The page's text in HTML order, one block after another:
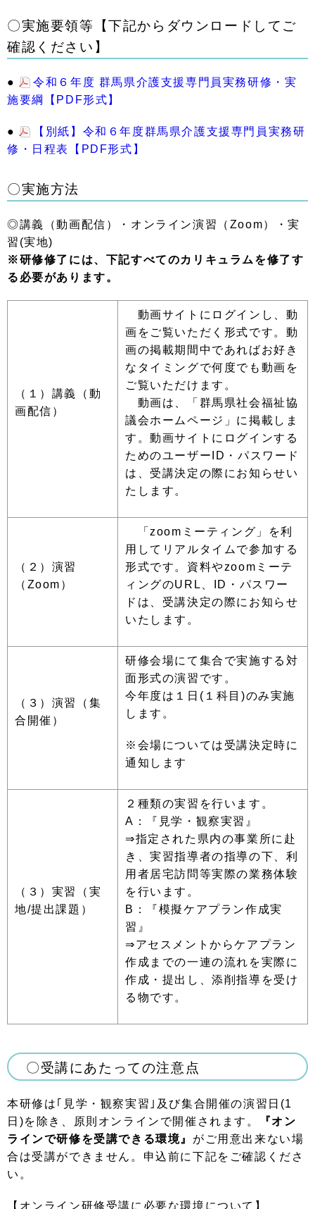
〇実施要領等【下記からダウンロードしてご
確認ください】
●
令和６年度 群馬県介護支援専門員実務研修・実
施要綱【PDF形式】
● 【別紙】 令和６年度群馬県介護支援専門員実務研
修・日程表【PDF形式】
〇実施方法
◎講義（動画配信）・オンライン演習（Zoom）・実
習(実地)
※研修修了には、下記すべてのカリキュラムを修了す
る必要があります。
（１）講義（動
画配信）
動画サイトにログインし、動
画をご覧いただく形式です。動
画の掲載期間中であればお好き
なタイミングで何度でも動画を
ご覧いただけます。
動画は、「群馬県社会福祉協
議会ホームページ」に掲載しま
す。動画サイトにログインする
ためのユーザーID・パスワード
は、受講決定の際にお知らせい
たします。
（２）演習
（Zoom）
「zoomミーティング」を利
用してリアルタイムで参加する
形式です。資料やzoomミーテ
ィングのURL、ID・パスワー
ドは、受講決定の際にお知らせ
いたします。
（３）演習（集
合開催）
研修会場にて集合で実施する対
面形式の演習です。
今年度は１日 ( １科目)のみ実施
します。
※会場については受講決定時に
通知します
（３）実習（実
地/提出課題）
２種類の実習を行います。
A：『見学・観察実習』
⇒指定された県内の事業所に赴
き、実習指導者の指導の下、利
用者居宅訪問等実際の業務体験
を行います。
B：『模擬ケアプラン作成実
習』
⇒アセスメントからケアプラン
作成までの一連の流れを実際に
作成・提出し、添削指導を受け
る物です。
〇受講にあたっての注意点
本研修は｢見学・観察実習｣及び集合開催の演習日(1
日)を除き、原則オンラインで開催されます。
『オン
ラインで研修を受講できる環境』 がご用意出来ない場
合は受講ができません。申込前に下記をご確認くださ
い。
【オンライン研修受講に必要な環境について】